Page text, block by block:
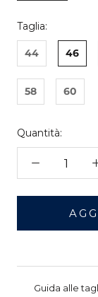
Taglia:
44 46
58 60
Quantità:
Guida alle